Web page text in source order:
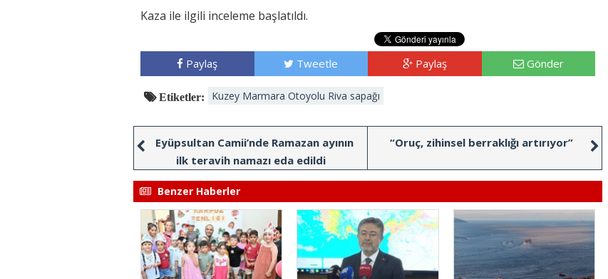
Kaza ile ilgili inceleme başlatıldı.
Paylaş Tweetle Paylaş Gönder
Etiketler: Kuzey Marmara Otoyolu Riva sapağı
Eyüpsultan Camii’nde Ramazan ayının
ilk teravih namazı eda edildi
“Oruç, zihinsel berraklığı artırıyor”
Benzer Haberler